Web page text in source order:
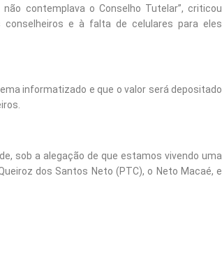
contemplava o Conselho Tutelar”, criticou
conselheiros e à falta de celulares para eles
informatizado e que o valor será depositado
sob a alegação de que estamos vivendo uma
dos Santos Neto (PTC), o Neto Macaé, e